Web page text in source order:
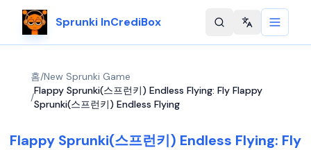
Sprunki InCrediBox Change
홈/New Sprunki Game
/
Flappy Sprunki(스프런키) Endless Flying: Fly Flappy
Sprunki(스프런키) Endless Flying
Flappy Sprunki(스프런키) Endless Flying: Fly